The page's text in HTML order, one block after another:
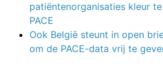
patiëntenorganisaties kleur
PACE
Ook België steunt in open
om de PACE-data vrij te